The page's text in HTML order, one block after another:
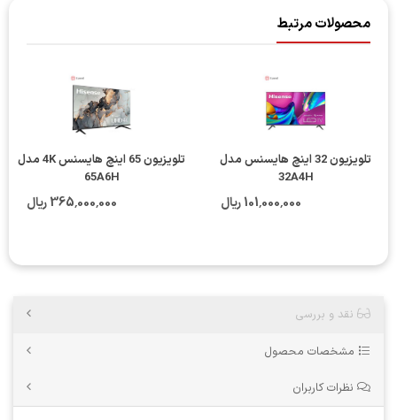
محصولات مرتبط
تلویزیون 32 اینچ هایسنس مدل
32A4H
101٬000٬000 ریال
تلویزیون 65 اینچ هایسنس 4K مدل
65A6H
365٬000٬000 ریال
نقد و بررسی
مشخصات محصول
نظرات کاربران